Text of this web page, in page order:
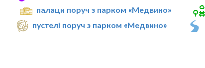
палаци поруч з парком «Медвино»
пустелі поруч з парком «Медвино»